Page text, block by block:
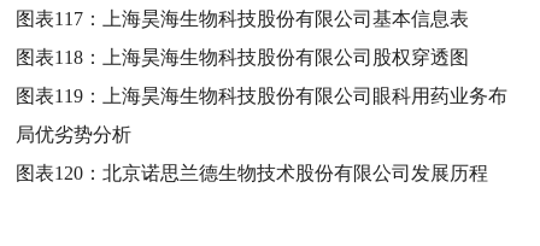
图表117：
上海昊海生物科技股份有限公司基本信息表
图表118：
上海昊海生物科技股份有限公司股权穿透图
图表119：
上海昊海生物科技股份有限公司眼科用药业务布
局优劣势分析
图表120：北京诺思兰德生物技术股份有限公司发展历程